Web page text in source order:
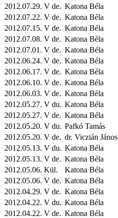
2012.07.29. V de. Katona Béla
2012.07.22. V de. Katona Béla
2012.07.15. V de. Katona Béla
2012.07.08. V de. Katona Béla
2012.07.01. V de. Katona Béla
2012.06.24. V de. Katona Béla
2012.06.17. V de. Katona Béla
2012.06.10. V de. Katona Béla
2012.06.03. V de. Katona Béla
2012.05.27. V du. Katona Béla
2012.05.27. V de. Katona Béla
2012.05.20. V du. Pafkó Tamás
2012.05.20. V de. dr. Viczián János
2012.05.13. V du. Katona Béla
2012.05.13. V de. Katona Béla
2012.05.06. Kül. Katona Béla
2012.05.06. V de. Katona Béla
2012.04.29. V de. Katona Béla
2012.04.22. V du. Katona Béla
2012.04.22. V de. Katona Béla